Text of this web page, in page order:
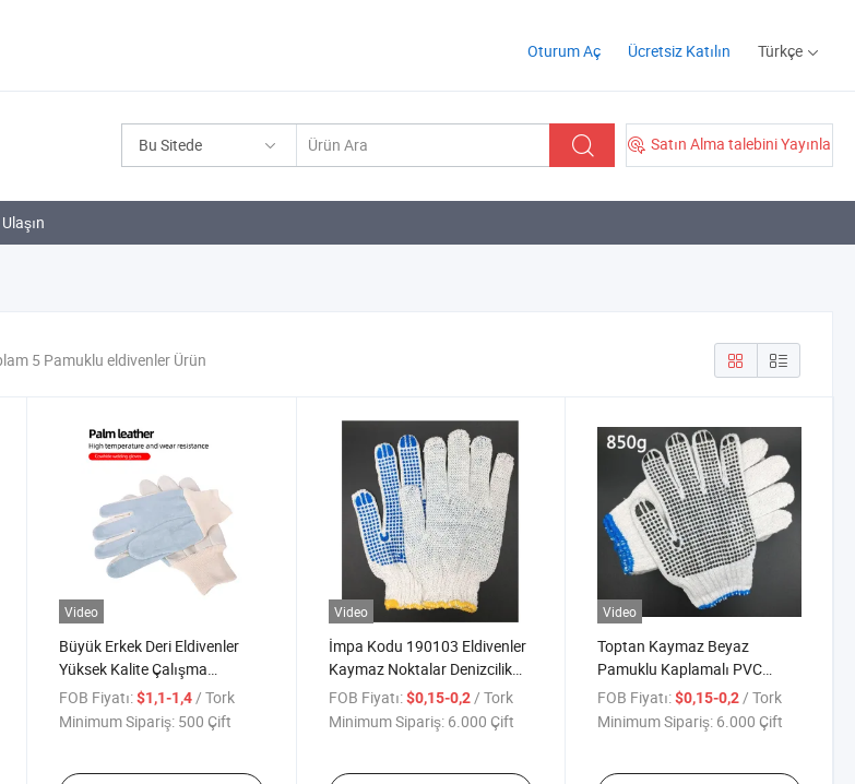
Oturum Aç Ücretsiz Katılın Türkçe
Bu Sitede Satın Alma talebini Yayınla
5 Pamuklu eldivenler Ürün
Video
Büyük Erkek Deri Eldivenler
Yüksek Kalite Çalışma
Eldivenleri Büyük Erkek Deri
Eldivenler
FOB Fiyatı: $1,1-1,4/ Tork
Minimum Sipariş: 500 Çift
Video
İmpa Kodu 190103 Eldivenler
Kaymaz Noktalar Denizcilik
Gemisi Çalışma Kullanımı için
FOB Fiyatı: $0,15-0,2/ Tork
Minimum Sipariş: 6.000 Çift
Video
Toptan Kaymaz Beyaz
Pamuklu Kaplamalı PVC
Dağıtım Güvenlik İşçi
Eldivenleri
FOB Fiyatı: $0,15-0,2/ Tork
Minimum Sipariş: 6.000 Çift